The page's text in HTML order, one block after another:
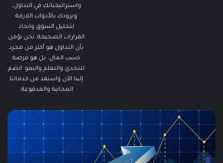
واستراتيجياتك في التداول،
ونزودك بالأدوات اللازمة
لتحليل السوق واتخاذ
القرارات الصحيحة. نحن نؤمن
بأن التداول هو أكثر من مجرد
كسب المال، بل هو فرصة
للتحدي والتعلم والنمو. انضم
إلينا الآن واستفد من خدماتنا
المجانية والمدفوعة.
ما
هو
الـ
Swing